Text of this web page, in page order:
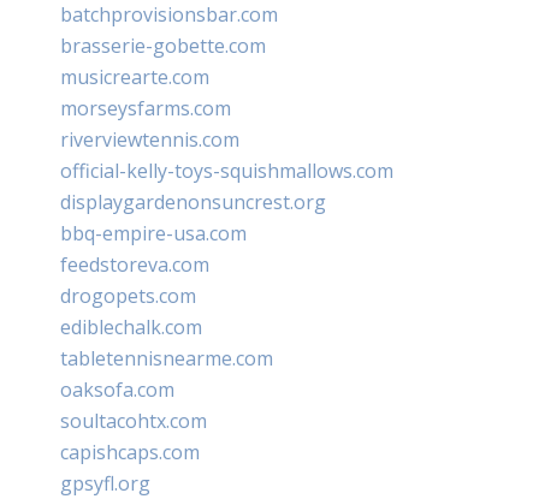
batchprovisionsbar.com
brasserie-gobette.com
musicrearte.com
morseysfarms.com
riverviewtennis.com
official-kelly-toys-squishmallows.com
displaygardenonsuncrest.org
bbq-empire-usa.com
feedstoreva.com
drogopets.com
ediblechalk.com
tabletennisnearme.com
oaksofa.com
soultacohtx.com
capishcaps.com
gpsyfl.org